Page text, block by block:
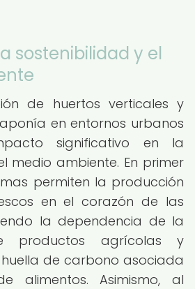
sostenibilidad y el
de huertos verticales y
en entornos urbanos
significativo en la
medio ambiente. En primer
permiten la producción
en el corazón de las
la dependencia de la
productos agrícolas y
de carbono asociada
alimentos. Asimismo, al